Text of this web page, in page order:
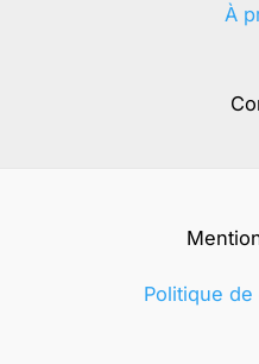
À
Politique